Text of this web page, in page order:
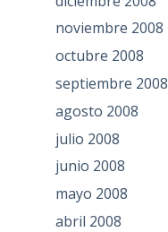
noviembre 2008
octubre 2008
septiembre 2008
agosto 2008
julio 2008
junio 2008
mayo 2008
abril 2008